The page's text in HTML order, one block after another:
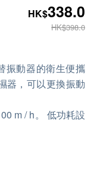
HK$338.0
HK$398.0
振動器的衛生便攜
器，可以更換振動
m / h。 低功耗設